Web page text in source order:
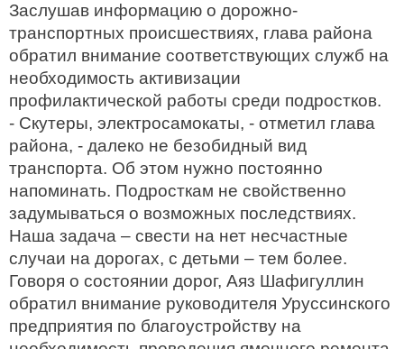
Заслушав информацию о дорожно-
транспортных происшествиях, глава района
обратил внимание соответствующих служб на
необходимость активизации
профилактической работы среди подростков.
- Скутеры, электросамокаты, - отметил глава
района, - далеко не безобидный вид
транспорта. Об этом нужно постоянно
напоминать. Подросткам не свойственно
задумываться о возможных последствиях.
Наша задача – свести на нет несчастные
случаи на дорогах, с детьми – тем более.
Говоря о состоянии дорог, Аяз Шафигуллин
обратил внимание руководителя Уруссинского
предприятия по благоустройству на